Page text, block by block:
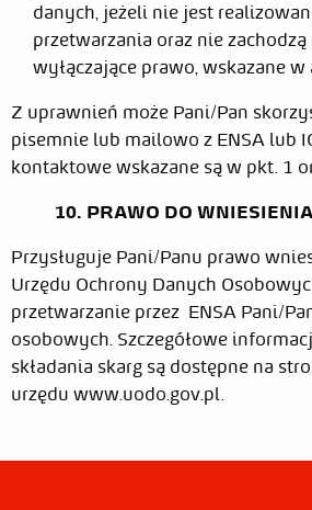
danych, jeżeli nie jest
przetwarzania oraz nie zachodzą
wyłączające prawo, wskazane w
Z uprawnień może Pani/Pan
pisemnie lub mailowo z ENSA lub
kontaktowe wskazane są w pkt. 1
10. PRAWO DO
Przysługuje Pani/Panu prawo
Urzędu Ochrony Danych
przetwarzanie przez ENSA Pani/
osobowych. Szczegółowe
składania skarg są dostępne na
urzędu www.uodo.gov.pl.